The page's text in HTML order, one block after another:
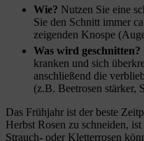
Wie? Nutzen Sie eine
Sie den Schnitt immer
zeigenden Knospe
Was wird geschnitten?
kranken und sich
anschließend die
(z.B. Beetrosen stärker,
Das Frühjahr ist der beste
Herbst Rosen zu schneiden,
Strauch- oder Kletterrosen